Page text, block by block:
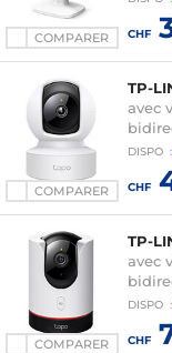
COMPARER CHF
COMPARER
TP-
avec
DISPO :
CHF
COMPARER
TP-
avec
DISPO :
CHF